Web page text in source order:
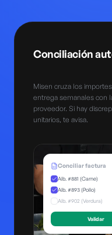
Conciliación
Misen cruza los
entrega semanales con
proveedor. Si hay
unitarios, te avisa.
Conciliar factura
Alb. #881 (Carne)
Alb. #893 (Pollo)
Alb. #902 (Verdura)
Validar